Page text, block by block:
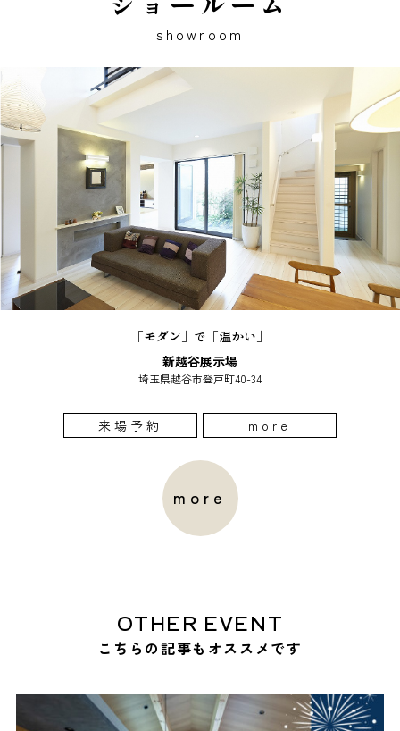
showroom
「モダン」で「温かい」
新越谷展示場
埼玉県越谷市登戸町40-34
来場予約 more
more
OTHER EVENT
こちらの記事もオススメです